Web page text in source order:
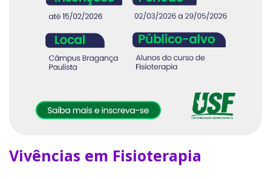
Vivências em Fisioterapia